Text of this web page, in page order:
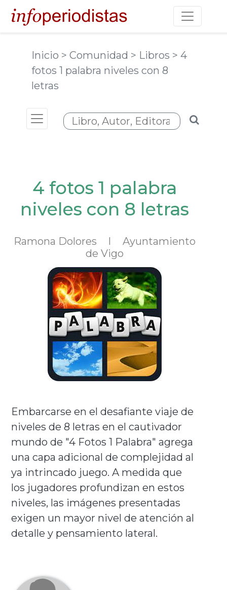
Toggle
Inicio > Comunidad > Libros > 4
fotos 1 palabra niveles con 8
letras
Toggle navigation
4 fotos 1 palabra
niveles con 8 letras
Ramona Dolores l
Ayuntamiento
de Vigo
Embarcarse en el desafiante viaje de
niveles de 8 letras en el cautivador
mundo de "4 Fotos 1 Palabra" agrega
una capa adicional de complejidad al
ya intrincado juego. A medida que
los jugadores profundizan en estos
niveles, las imágenes presentadas
exigen un mayor nivel de atención al
detalle y pensamiento lateral.